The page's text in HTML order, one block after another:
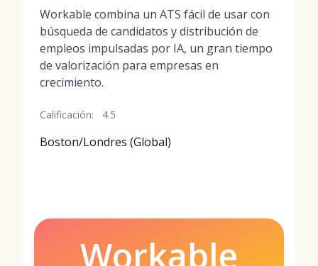
Workable combina un ATS fácil de usar con
búsqueda de candidatos y distribución de
empleos impulsadas por IA, un gran tiempo
de valorización para empresas en
crecimiento.
Calificación: 4.5
Boston/Londres (Global)
Workable